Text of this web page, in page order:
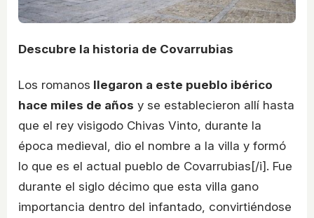
Descubre la historia de Covarrubias
Los romanos llegaron a este pueblo ibérico
hace miles de años y se establecieron allí hasta
que el rey visigodo Chivas Vinto, durante la
época medieval, dio el nombre a la villa y formó
lo que es el actual pueblo de Covarrubias[/i]. Fue
durante el siglo décimo que esta villa gano
importancia dentro del infantado, convirtiéndose